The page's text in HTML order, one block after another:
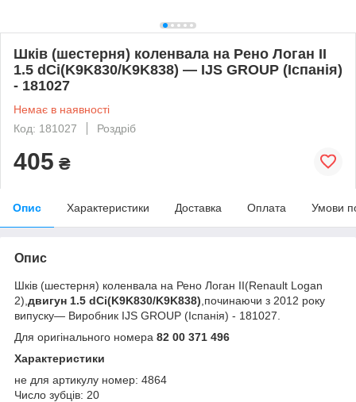
Шків (шестерня) коленвала на Рено Логан II
1.5 dCi(K9K830/K9K838) — IJS GROUP (Іспанія)
- 181027
Немає в наявності
Код: 181027
Роздріб
405 ₴
Опис Характеристики Доставка Оплата Умови
Опис
Шків (шестерня) коленвала на Рено Логан II(Renault Logan
2), двигун 1.5 dCi(K9K830/K9K838) ,починаючи з 2012 року
випуску— Виробник IJS GROUP (Іспанія) - 181027.
Для оригінального номера 82 00 371 496
Характеристики
не для артикулу номер: 4864
Число зубців: 20